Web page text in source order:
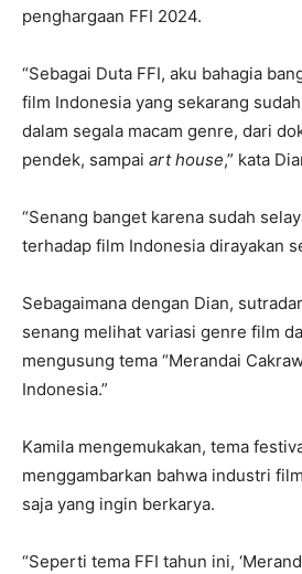
penghargaan FFI 2024.
“Sebagai Duta FFI, aku bahagia
film Indonesia yang sekarang
dalam segala macam genre, dari
pendek, sampai art house,” kata
“Senang banget karena sudah
terhadap film Indonesia dirayakan
Sebagaimana dengan Dian,
senang melihat variasi genre film
mengusung tema “Merandai
Indonesia.”
Kamila mengemukakan, tema
menggambarkan bahwa industri
saja yang ingin berkarya.
“Seperti tema FFI tahun ini,